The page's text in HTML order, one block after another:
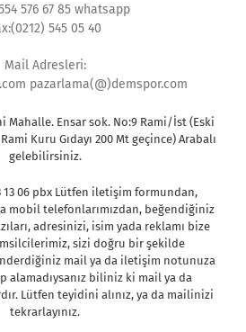
576 67 85 whatsapp
545 05 40
Mail Adresleri:
pazarlama(@)demspor.com
Mahalle. Ensar sok. No:9 Rami/İst (Eski
Kuru Gıdayı 200 Mt geçince) Arabalı
gelebilirsiniz.
13 06 pbx Lütfen iletişim formundan,
mobil telefonlarımızdan, beğendiğiniz
adresinizi, isim yada reklamı bize
sizi doğru bir şekilde
mail ya da iletişim notunuza
alamadıysanız biliniz ki mail ya da
Lütfen teyidini alınız, ya da mailinizi
tekrarlayınız.